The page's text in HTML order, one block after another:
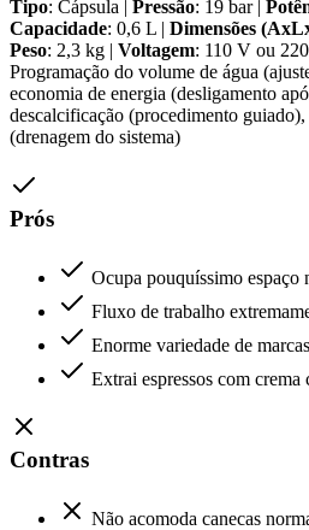
Tipo: Cápsula | Pressão: 19 bar |
Capacidade: 0,6 L | Dimensões
Peso: 2,3 kg | Voltagem: 110 V ou
Programação do volume de água
economia de energia (desligamento
descalcificação (procedimento
(drenagem do sistema)
Prós
Ocupa pouquíssimo espaço
Fluxo de trabalho
Enorme variedade de
Extrai espressos com crema
Contras
Não acomoda canecas